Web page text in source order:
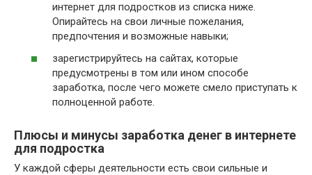
интернет для подростков из списка ниже.
Опирайтесь на свои личные пожелания,
предпочтения и возможные навыки;
зарегистрируйтесь на сайтах, которые
предусмотрены в том или ином способе
заработка, после чего можете смело приступать к
полноценной работе.
Плюсы и минусы заработка денег в интернете
для подростка
У каждой сферы деятельности есть свои сильные и